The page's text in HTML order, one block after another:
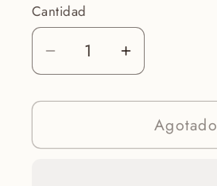
Cantidad
Reducir
cantidad
para
Booster
Aumentar
cantidad
para
Glow
Booster
Agotado